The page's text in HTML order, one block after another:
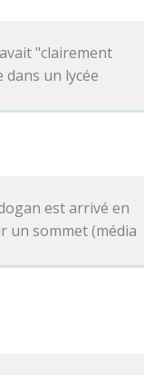
"clairement
un lycée
est arrivé en
un sommet (média